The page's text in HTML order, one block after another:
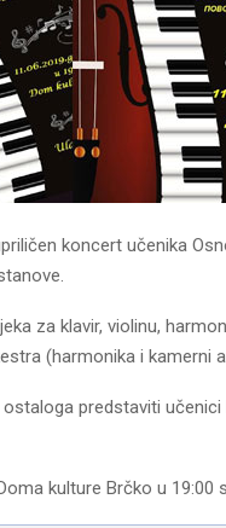
koncert učenika
za klavir, violinu,
(harmonika i kamerni
predstaviti
kulture Brčko u 19:00